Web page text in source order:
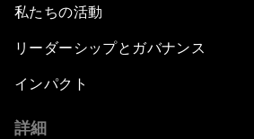
私たちの活動
リーダーシップとガバナンス
インパクト
詳細